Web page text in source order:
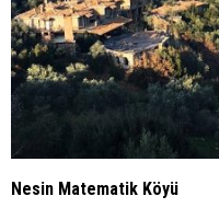
Nesin Matematik Köyü